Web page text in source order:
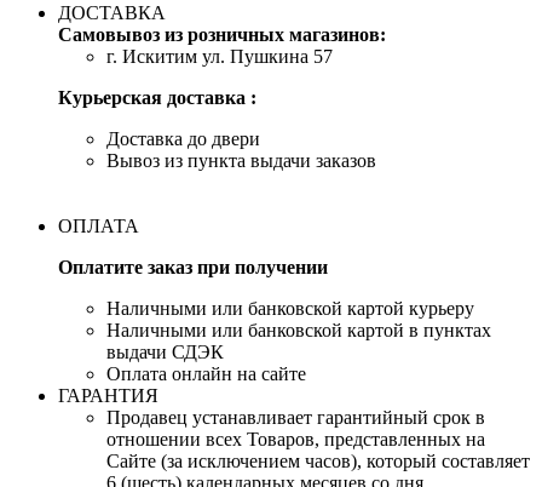
ДОСТАВКА
Самовывоз из розничных магазинов:
г. Искитим ул. Пушкина 57
Курьерская доставка :
Доставка до двери
Вывоз из пункта выдачи заказов
ОПЛАТА
Оплатите заказ при получении
Наличными или банковской картой курьеру
Наличными или банковской картой в пунктах
выдачи СДЭК
Оплата онлайн на сайте
ГАРАНТИЯ
Продавец устанавливает гарантийный срок в
отношении всех Товаров, представленных на
Сайте (за исключением часов), который составляет
6 (шесть) календарных месяцев со дня,